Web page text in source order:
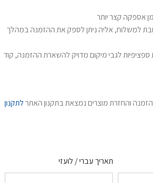
אספקה קצר יותר
למשלוח, אליה ניתן לספק את ההזמנה במהלך
ספציפיות לגבי מיקום מדויק להשארת ההזמנה, קוד
הזמנה והחזרת מוצרים נמצאת בתקנון האתרלתקנון
תאריך עברי / לועזי